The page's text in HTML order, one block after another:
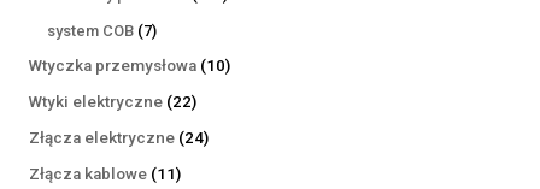
system COB 77
produktów
Wtyczka przemysłowa 1010
Wtyki elektryczne 2222
produkty
Złącza elektryczne 2424
Złącza kablowe 1111